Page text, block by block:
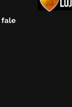
fale